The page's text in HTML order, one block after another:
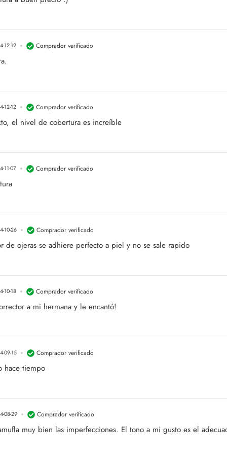
12-12 Comprador verificado
12-12 Comprador verificado
el nivel de cobertura es increíble
11-07 Comprador verificado
10-26 Comprador verificado
de ojeras se adhiere perfecto a piel y no se sale rapido
10-18 Comprador verificado
a mi hermana y le encantó!
09-15 Comprador verificado
hace tiempo
08-29 Comprador verificado
muy bien las imperfecciones. El tono a mi gusto es el